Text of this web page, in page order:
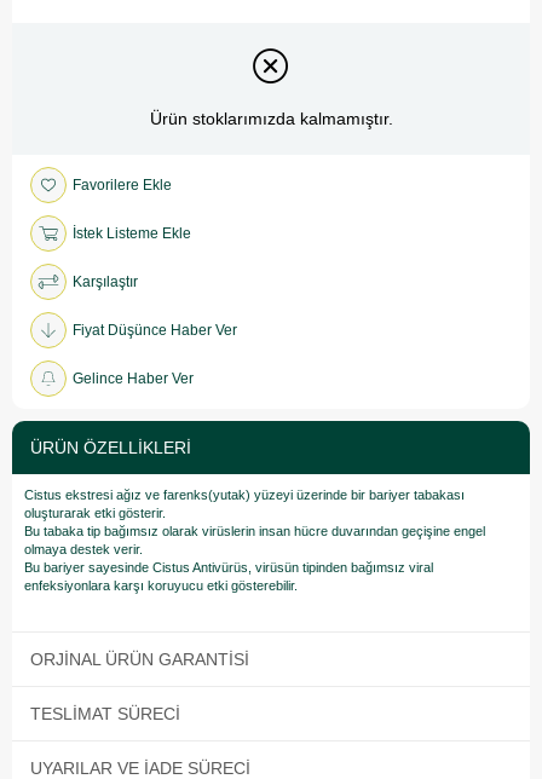
Ürün stoklarımızda kalmamıştır.
Favorilere Ekle
İstek Listeme Ekle
Karşılaştır
Fiyat Düşünce Haber Ver
Gelince Haber Ver
ÜRÜN ÖZELLIKLERI
Cistus ekstresi ağız ve farenks(yutak) yüzeyi üzerinde bir bariyer tabakası
oluşturarak etki gösterir.
Bu tabaka tip bağımsız olarak virüslerin insan hücre duvarından geçişine engel
olmaya destek verir.
Bu bariyer sayesinde Cistus Antivürüs, virüsün tipinden bağımsız viral
enfeksiyonlara karşı koruyucu etki gösterebilir.
ORJINAL ÜRÜN GARANTISI
TESLIMAT SÜRECI
UYARILAR VE İADE SÜRECI